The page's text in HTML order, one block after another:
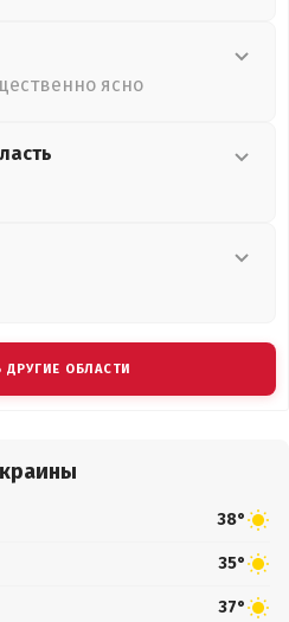
ясно
ДРУГИЕ ОБЛАСТИ
38°
35°
37°